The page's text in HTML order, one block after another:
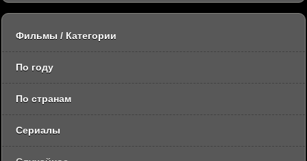
Фильмы / Категории
По году
По странам
Сериалы